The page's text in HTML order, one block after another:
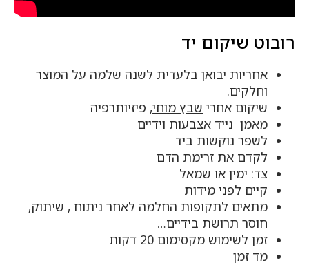
רובוט שיקום יד
אחריות יבואן בלעדית לשנה שלמה על המוצר
וחלקים.
שיקום אחרי שבץ מוחי, פיזיותרפיה
מאמן נייד אצבעות וידיים
לשפר נוקשות ביד
לקדם את זרימת הדם
צד: ימין או שמאל
קיים לפני מידות
מתאים לתקופות החלמה לאחר ניתוח , שיתוק,
חוסר תרושת בידיים…
זמן לשימוש מקסימום 20 דקות
מד זמן